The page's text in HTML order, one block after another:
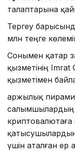
талаптарына
Тергеу
млн теңге
Сонымен қатар
қызметінің
қызметімен
Қаржылық
салымшылардың
криптовалютаға
үшін аталған ер